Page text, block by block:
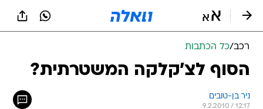
רכב/כל הכתבות
הסוף לצ'קלקה המשטרתית?
ניר בן-טובים
9.2.2010 / 12:17